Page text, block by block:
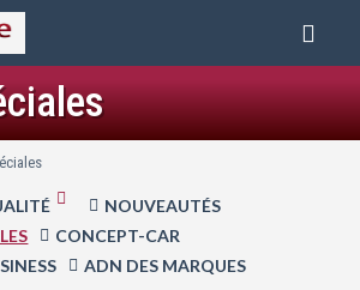
NOUVEAUTÉS
CONCEPT-CAR
ADN DES MARQUES